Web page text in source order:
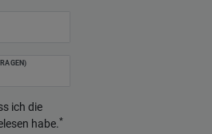
ich die
habe.*